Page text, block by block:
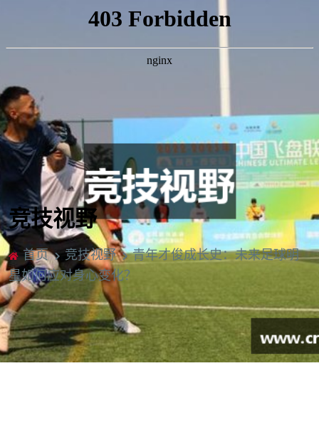
竞技视野
首页 竞技视野
青年才俊成长史：未来足球明
星如何应对身心变化？